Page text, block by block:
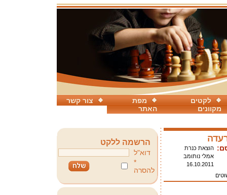
צור קשר
מפת
האתר
לקטים
מקוונים
הוצאת כנרת
אמלי נותומב
16.10.2011
הרשמה ללקט
דוא"ל
*
להסרה